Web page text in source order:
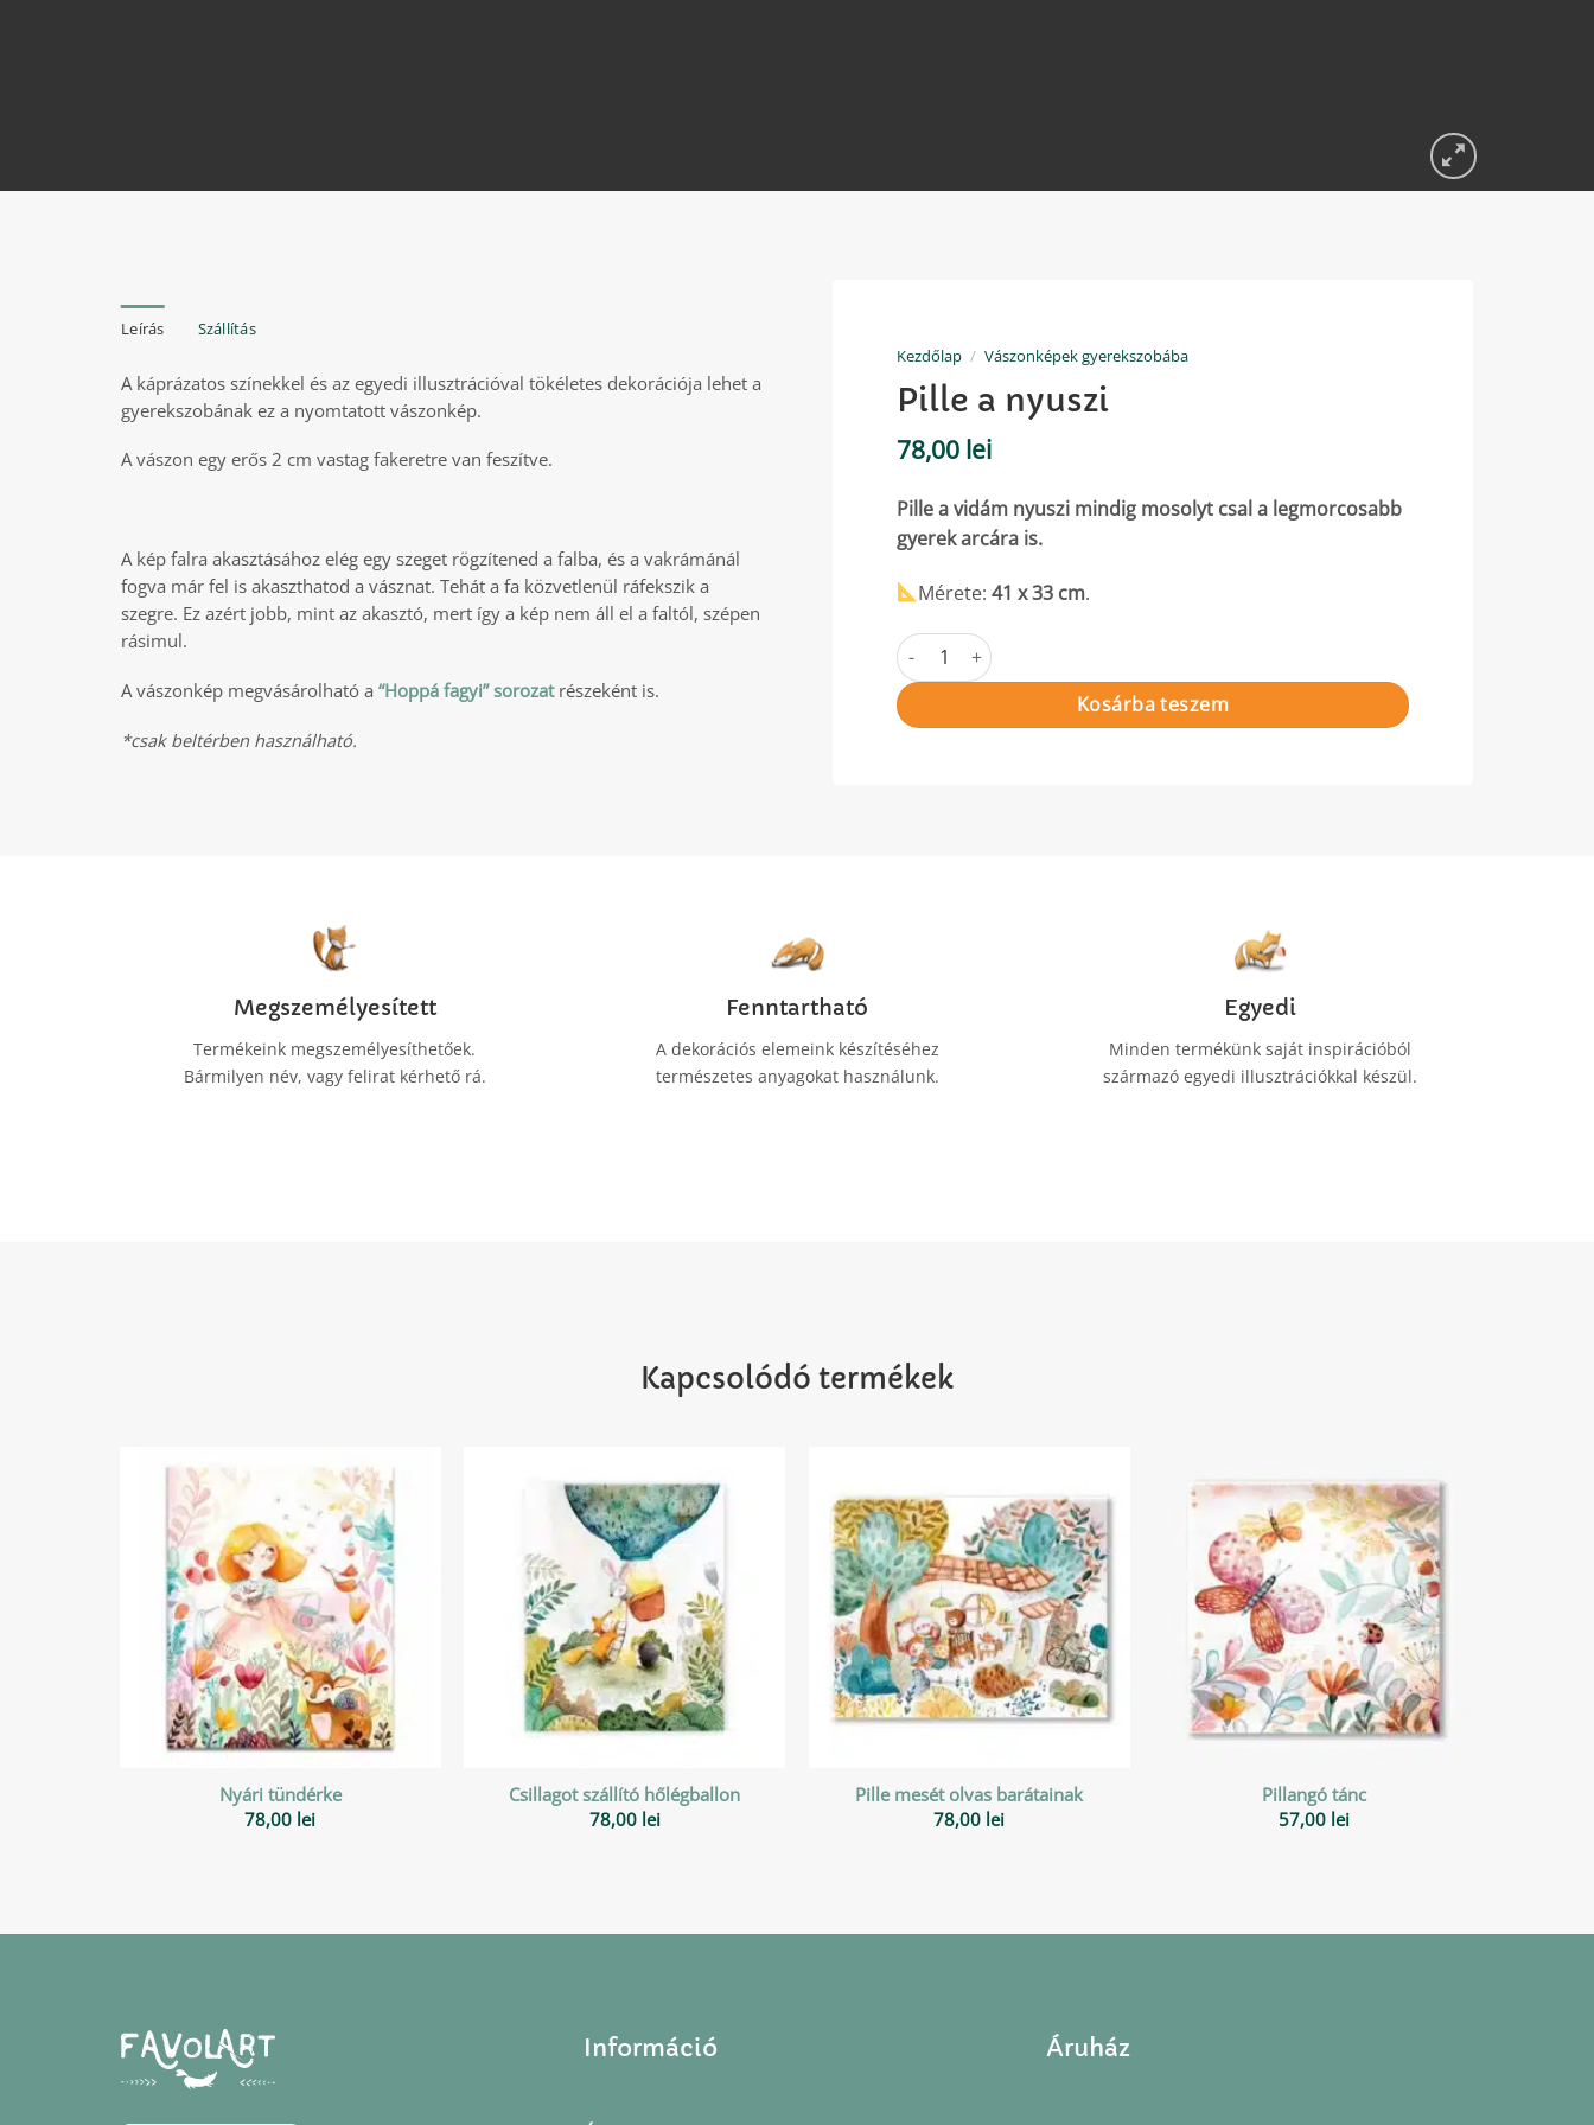
Leírás Szállítás
A káprázatos színekkel és az egyedi illusztrációval tökéletes dekorációja lehet a
gyerekszobának ez a nyomtatott vászonkép.
A vászon egy erős 2 cm vastag fakeretre van feszítve.
A kép falra akasztásához elég egy szeget rögzítened a falba, és a vakrámánál
fogva már fel is akaszthatod a vásznat. Tehát a fa közvetlenül ráfekszik a
szegre. Ez azért jobb, mint az akasztó, mert így a kép nem áll el a faltól, szépen
rásimul.
A vászonkép megvásárolható a “Hoppá fagyi” sorozatrészeként is.
*csak beltérben használható.
Kezdőlap / Vászonképek gyerekszobába
Pille a nyuszi
78,00 lei
Pille a vidám nyuszi mindig mosolyt csal a legmorcosabb
gyerek arcára is.
Mérete:41 x 33 cm.
Pille a nyuszi mennyiség
Kosárba teszem
Megszemélyesített
Termékeink megszemélyesíthetőek.
Bármilyen név, vagy felirat kérhető rá.
Fenntartható
A dekorációs elemeink készítéséhez
természetes anyagokat használunk.
Egyedi
Minden termékünk saját inspirációból
származó egyedi illusztrációkkal készül.
Kapcsolódó termékek
Nyári tündérke
78,00 lei
Csillagot szállító hőlégballon
78,00 lei
Pille mesét olvas barátainak
78,00 lei
Pillangó tánc
57,00 lei
Információ Áruház